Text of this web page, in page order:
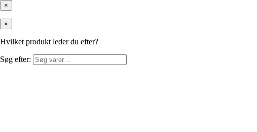
×
×
Hvilket produkt leder du efter?
Søg efter: